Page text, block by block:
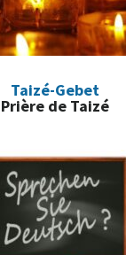
Taizé-Gebet
Prière de Taizé